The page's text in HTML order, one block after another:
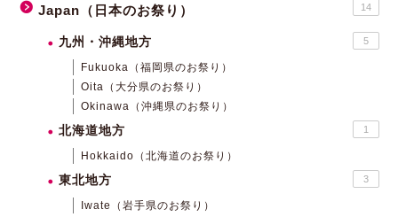
Japan（日本のお祭り） 14
九州・沖縄地方 5
Fukuoka（福岡県のお祭り）
Oita（大分県のお祭り）
Okinawa（沖縄県のお祭り）
北海道地方 1
Hokkaido（北海道のお祭り）
東北地方 3
Iwate（岩手県のお祭り）